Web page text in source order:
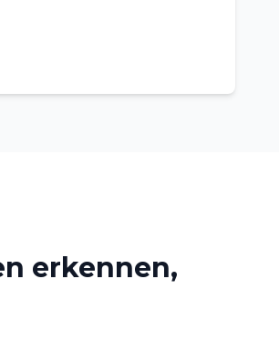
erkennen,